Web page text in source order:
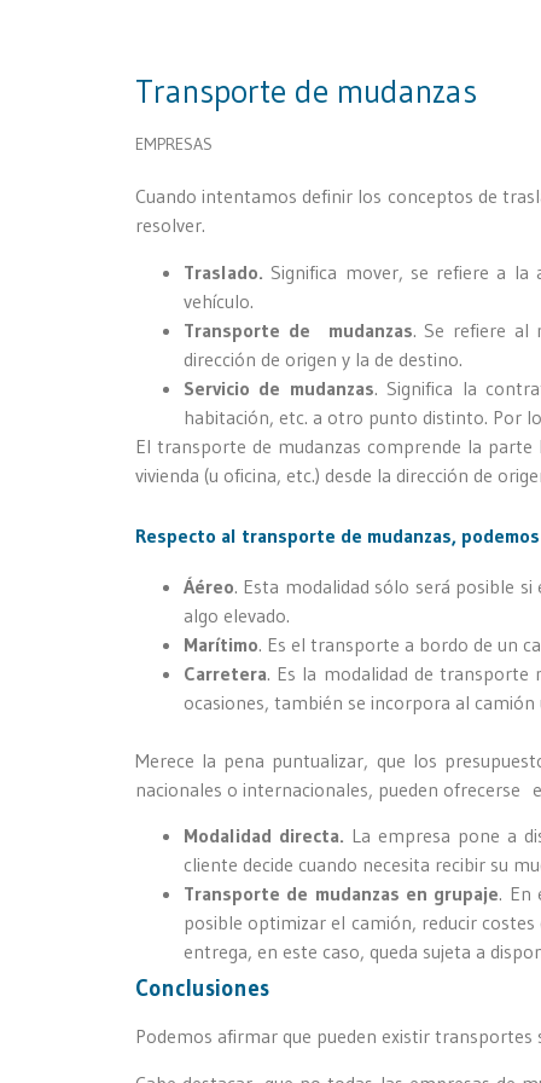
Transporte de mudanzas
EMPRESAS
Cuando intentamos definir los conceptos de
resolver.
Traslado. Significa mover, se refiere a
vehículo.
Transporte de mudanzas. Se refiere al
dirección de origen y la de destino.
Servicio de mudanzas. Significa la
habitación, etc. a otro punto distinto. Por
El transporte de mudanzas comprende la
vivienda (u oficina, etc.) desde la dirección de
Respecto al transporte de mudanzas,
Áéreo. Esta modalidad sólo será posible
algo elevado.
Marítimo. Es el transporte a bordo de un
Carretera. Es la modalidad de transporte
ocasiones, también se incorpora al
Merece la pena puntualizar, que los
nacionales o internacionales, pueden ofrecerse
Modalidad directa. La empresa pone a
cliente decide cuando necesita recibir su
Transporte de mudanzas en grupaje. En
posible optimizar el camión, reducir
entrega, en este caso, queda sujeta a
Conclusiones
Podemos afirmar que pueden existir